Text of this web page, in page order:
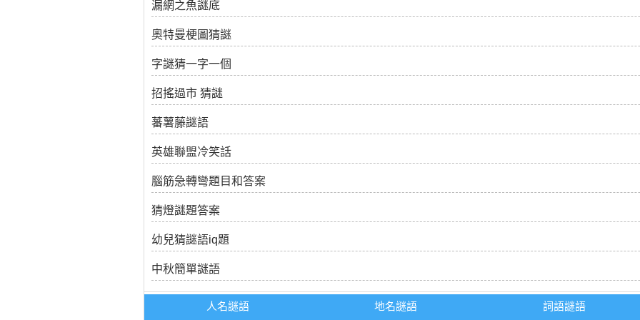
漏網之魚謎底
奧特曼梗圖猜謎
字謎猜一字一個
招搖過市 猜謎
蕃薯藤謎語
英雄聯盟冷笑話
腦筋急轉彎題目和答案
猜燈謎題答案
幼兒猜謎語iq題
中秋簡單謎語
人名謎語 地名謎語 詞語謎語